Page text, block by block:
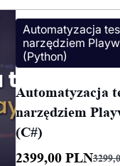
Automatyzacja
narzędziem
(Python)
Automatyzacja
narzędziem
(C#)
2399,00 PLN